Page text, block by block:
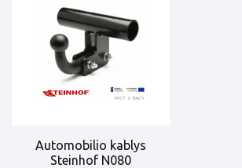
Automobilio kablys
Steinhof N080